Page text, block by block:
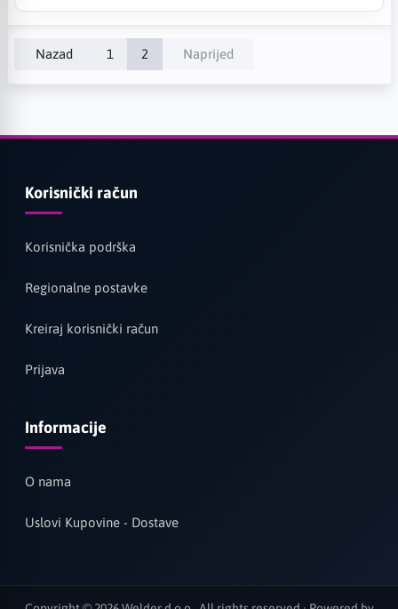
Nazad 1 2 Naprijed
Korisnički račun
Korisnička podrška
Regionalne postavke
Kreiraj korisnički račun
Prijava
Informacije
O nama
Uslovi Kupovine - Dostave